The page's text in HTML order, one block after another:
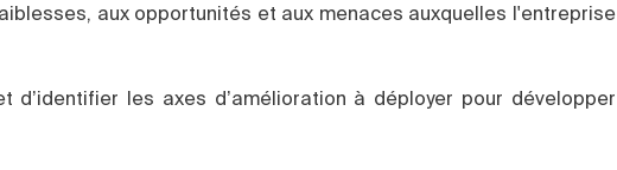
aux opportunités et aux menaces auxquelles l'entreprise
d’identifier les axes d’amélioration à déployer pour développer